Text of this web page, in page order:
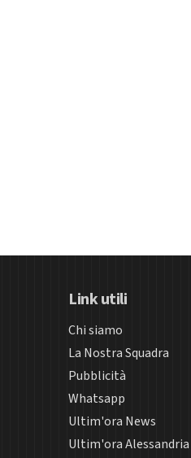
Link utili
Chi siamo
La Nostra Squadra
Pubblicità
Whatsapp
Ultim'ora News
Ultim'ora Alessandria